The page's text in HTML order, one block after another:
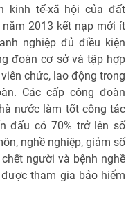
kinh tế-xã hội của đất
2013 kết nạp mới ít
nghiệp đủ điều kiện
đoàn cơ sở và tập hợp
chức, lao động trong
Các cấp công đoàn
nước làm tốt công tác
đấu có 70% trở lên số
nghề nghiệp, giảm số
người và bệnh nghề
tham gia bảo hiểm